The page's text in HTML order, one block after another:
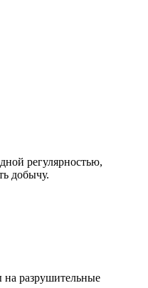
регулярностью,
добычу.
на разрушительные